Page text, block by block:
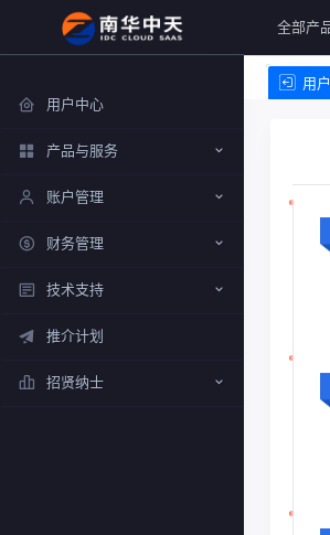
全部产
用
用户中心
产品与服务
账户管理
财务管理
技术支持
推介计划
招贤纳士